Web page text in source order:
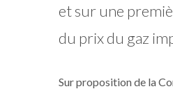
et sur une
du prix du gaz
Sur proposition de la